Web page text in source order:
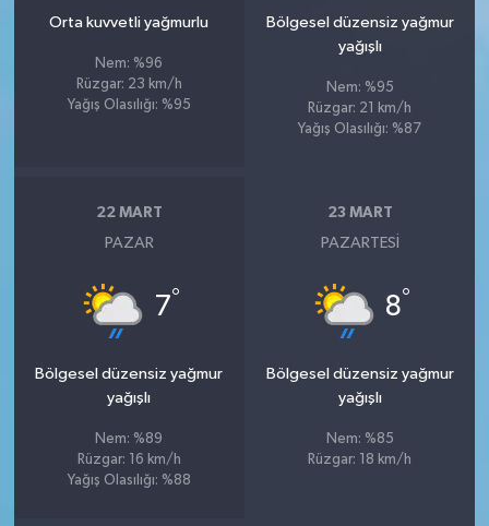
Orta kuvvetli yağmurlu
Nem: %96
Rüzgar: 23 km/h
Yağış Olasılığı: %95
Bölgesel düzensiz yağmur
yağışlı
Nem: %95
Rüzgar: 21 km/h
Yağış Olasılığı: %87
22 MART
PAZAR
7°
Bölgesel düzensiz yağmur
yağışlı
Nem: %89
Rüzgar: 16 km/h
Yağış Olasılığı: %88
23 MART
PAZARTESI
8°
Bölgesel düzensiz yağmur
yağışlı
Nem: %85
Rüzgar: 18 km/h